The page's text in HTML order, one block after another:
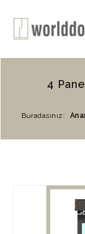
4
Buradasınız: